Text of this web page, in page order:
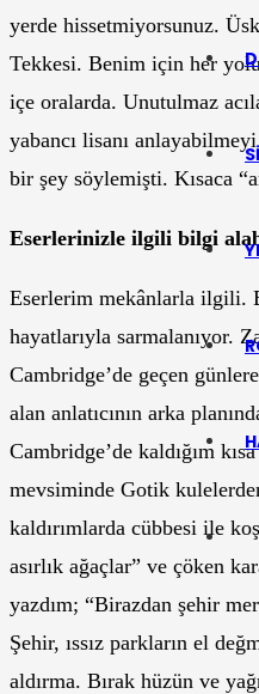
yerde hissetmiyorsunuz.
Tekkesi. Benim için her
içe oralarda. Unutulmaz
yabancı lisanı
bir şey söylemişti. Kısaca
Eserlerinizle ilgili bilgi
Eserlerim mekânlarla ilgili.
hayatlarıyla sarmalanıyor.
Cambridge’de geçen
alan anlatıcının arka
Cambridge’de kaldığım
mevsiminde Gotik
kaldırımlarda cübbesi ile
asırlık ağaçlar” ve çöken
yazdım; “Birazdan şehir
Şehir, ıssız parkların el
aldırma. Bırak hüzün ve